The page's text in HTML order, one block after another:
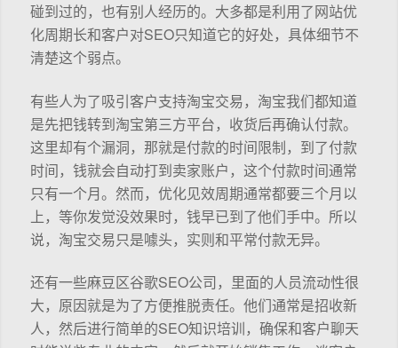
碰到过的，也有别人经历的。大多都是利用了网站优
化周期长和客户对SEO只知道它的好处，具体细节不
清楚这个弱点。
有些人为了吸引客户支持淘宝交易，淘宝我们都知道
是先把钱转到淘宝第三方平台，收货后再确认付款。
这里却有个漏洞，那就是付款的时间限制，到了付款
时间，钱就会自动打到卖家账户，这个付款时间通常
只有一个月。然而，优化见效周期通常都要三个月以
上，等你发觉没效果时，钱早已到了他们手中。所以
说，淘宝交易只是噱头，实则和平常付款无异。
还有一些麻豆区谷歌SEO公司，里面的人员流动性很
大，原因就是为了方便推脱责任。他们通常是招收新
人，然后进行简单的SEO知识培训，确保和客户聊天